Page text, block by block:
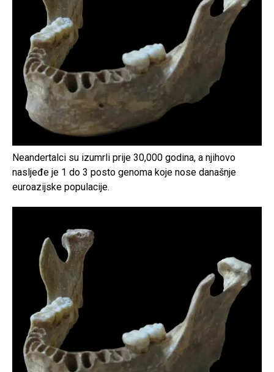
Neandertalci su izumrli prije 30,000 godina, a njihovo
nasljeđe je 1 do 3 posto genoma koje nose današnje
euroazijske populacije.